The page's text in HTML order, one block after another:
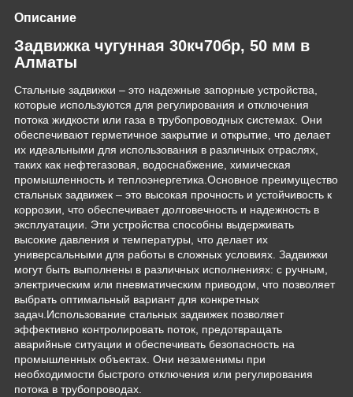
Описание
Задвижка чугунная 30кч70бр, 50 мм в
Алматы
Стальные задвижки – это надежные запорные устройства,
которые используются для регулирования и отключения
потока жидкости или газа в трубопроводных системах. Они
обеспечивают герметичное закрытие и открытие, что делает
их идеальными для использования в различных отраслях,
таких как нефтегазовая, водоснабжение, химическая
промышленность и теплоэнергетика.Основное преимущество
стальных задвижек – это высокая прочность и устойчивость к
коррозии, что обеспечивает долговечность и надежность в
эксплуатации. Эти устройства способны выдерживать
высокие давления и температуры, что делает их
универсальными для работы в сложных условиях. Задвижки
могут быть выполнены в различных исполнениях: с ручным,
электрическим или пневматическим приводом, что позволяет
выбрать оптимальный вариант для конкретных
задач.Использование стальных задвижек позволяет
эффективно контролировать поток, предотвращать
аварийные ситуации и обеспечивать безопасность на
промышленных объектах. Они незаменимы при
необходимости быстрого отключения или регулирования
потока в трубопроводах.